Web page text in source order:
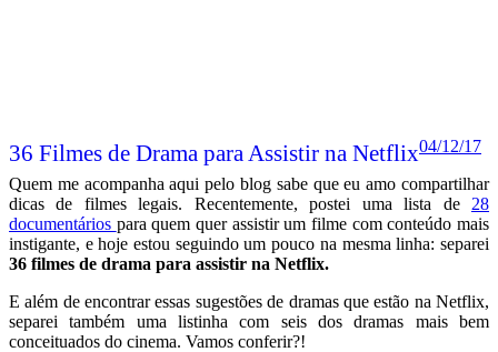
36 Filmes de Drama para Assistir na Netflix04/12/17
Quem me acompanha aqui pelo blog sabe que eu amo compartilhar
dicas de filmes legais. Recentemente, postei uma lista de 28
documentários para quem quer assistir um filme com conteúdo mais
instigante, e hoje estou seguindo um pouco na mesma linha: separei
36 filmes de drama para assistir na Netflix.
E além de encontrar essas sugestões de dramas que estão na Netflix,
separei também uma listinha com seis dos dramas mais bem
conceituados do cinema. Vamos conferir?!